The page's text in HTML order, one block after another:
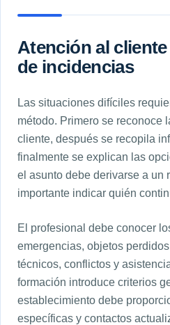
Atención al
de incidencias
Las situaciones difíciles
método. Primero se reconoce
cliente, después se recopila
finalmente se explican las
el asunto debe derivarse a un
importante indicar quién
El profesional debe conocer
emergencias, objetos
técnicos, conflictos y
formación introduce criterios
establecimiento debe
específicas y contactos